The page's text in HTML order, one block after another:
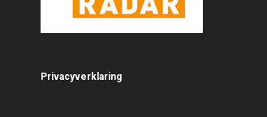
Privacyverklaring